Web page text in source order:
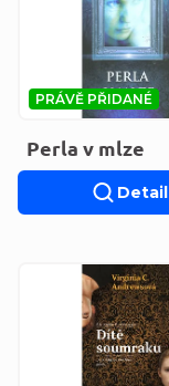
PRÁVĚ PŘIDANÉ
Perla v mlze
Detail